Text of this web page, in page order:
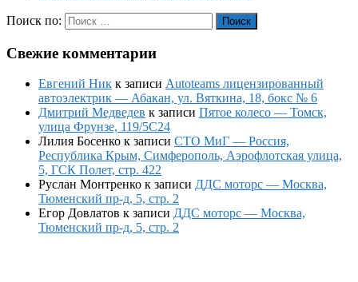
Поиск по: Поиск
Свежие комментарии
Евгений Ник к записи Autoteams лицензированный
автоэлектрик — Абакан, ул. Вяткина, 18, бокс № 6
Дмитрий Медведев к записи Пятое колесо — Томск,
улица Фрунзе, 119/5С24
Лилия Босенко к записи СТО МиГ — Россия,
Республика Крым, Симферополь, Аэрофлотская улица,
5, ГСК Полет, стр. 422
Руслан Монтренко к записи ДДС моторс — Москва,
Тюменский пр-д, 5, стр. 2
Егор Довлатов к записи ДДС моторс — Москва,
Тюменский пр-д, 5, стр. 2